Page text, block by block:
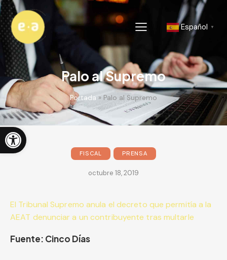
Abrir barra de herramientas
Español ▼
Palo al Supremo
Portada » Palo al Supremo
FISCAL PRENSA
octubre 18, 2019
El Tribunal Supremo anula el decreto que permitía a la
AEAT denunciar a un contribuyente tras multarle
Fuente: Cinco Días